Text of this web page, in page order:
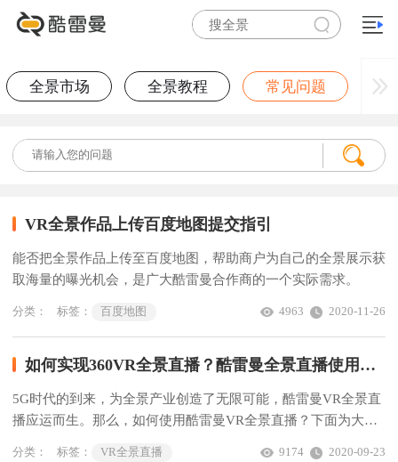
全景市场 全景教程 常见问题
VR全景作品上传百度地图提交指引
能否把全景作品上传至百度地图，帮助商户为自己的全景展示获
取海量的曝光机会，是广大酷雷曼合作商的一个实际需求。
分类： 标签： 百度地图 2020-11-26
4963
如何实现360VR全景直播？酷雷曼全景直播使用教程详解
5G时代的到来，为全景产业创造了无限可能，酷雷曼VR全景直
播应运而生。那么，如何使用酷雷曼VR全景直播？下面为大家
分类： 标签： VR全景直播 2020-09-23
9174